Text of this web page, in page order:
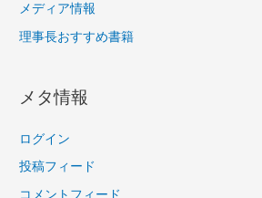
メディア情報
理事長おすすめ書籍
メタ情報
ログイン
投稿フィード
コメントフィード